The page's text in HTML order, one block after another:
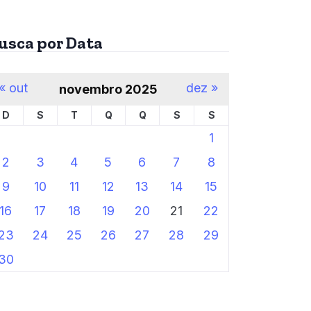
por Data
novembro 2025
D S T Q Q S S
1
2
3 4 5 6 7
8
9
10 11 12 13 14
15
16
17 18 19 20 21
22
24 25 26 27 28
29
out dez »